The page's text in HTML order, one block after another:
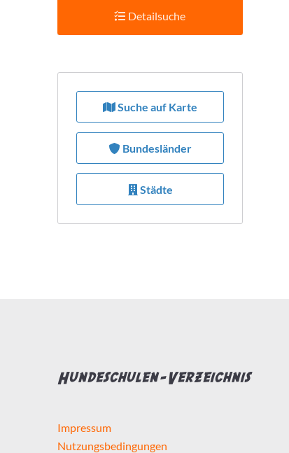
Detailsuche
Bietet Leistung
Preis pro Stunde max.
Selbstständig seit mindestens
Suche auf Karte
Bundesländer
Städte
Hundeschulen-Verzeichnis
Impressum
Nutzungsbedingungen